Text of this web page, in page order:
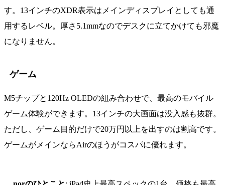
す。13インチのXDR表示はメインディスプレイとしても通
用するレベル。厚さ5.1mmなのでデスクに立てかけても邪魔
になりません。
ゲーム
M5チップと120Hz OLEDの組み合わせで、最高のモバイル
ゲーム体験ができます。13インチの大画面は没入感も抜群。
ただし、ゲーム目的だけで20万円以上を出すのは割高です。
ゲームがメインならAirのほうがコスパに優れます。